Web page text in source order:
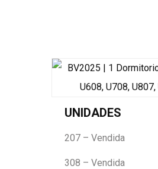
UNIDADES
207 – Vendida
308 – Vendida